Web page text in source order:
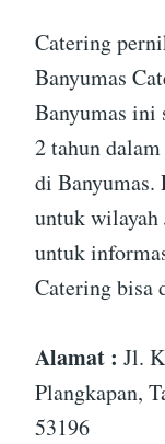
Catering
Banyumas
Banyumas ini
2 tahun
di Banyumas.
untuk wilayah
untuk
Catering bisa
Alamat : Jl.
Plangkapan,
53196